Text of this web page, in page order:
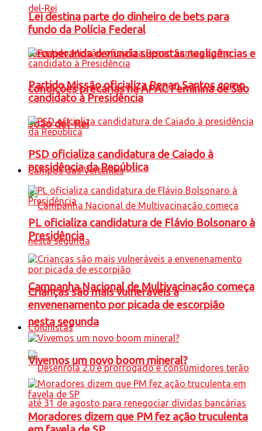
Recuperanda denuncia supostas negligências e
condições precárias na APAC Feminina de São
João del-Rei
Campos das Vertentes
Campanha Nacional de Multivacinação começa
nesta segunda
Lei destina parte do dinheiro de bets para
fundo da Polícia Federal
Partido Missão oficializa Renan Santos como
candidato à Presidência
PSD oficializa candidatura de Caiado à
presidência da República
PL oficializa candidatura de Flávio Bolsonaro à
Presidência
Crianças são mais vulneráveis a
envenenamento por picada de escorpião
Colunistas
Vivemos um novo boom mineral?
Moradores dizem que PM fez ação truculenta